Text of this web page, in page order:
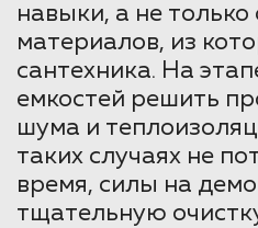
навыки, а не только
материалов, из
сантехника. На
емкостей решить
шума и
таких случаях не
время, силы на
тщательную